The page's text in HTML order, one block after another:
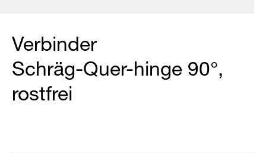
Verbinder
Schräg-Quer-hinge 90°,
rostfrei